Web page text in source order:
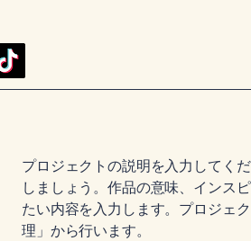
プロジェクトの説明を入力してく
しましょう。作品の意味、インス
たい内容を入力します。プロジェ
理」から行います。